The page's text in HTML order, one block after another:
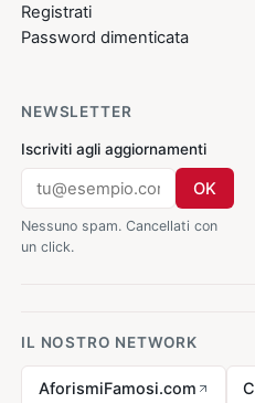
Registrati
Password dimenticata
NEWSLETTER
Iscriviti agli aggiornamenti
OK
Nessuno spam. Cancellati con
un click.
IL NOSTRO NETWORK
AforismiFamosi.com